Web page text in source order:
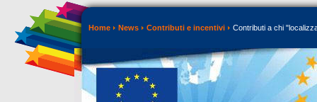
Home News Contributi e incentivi Contributi a chi